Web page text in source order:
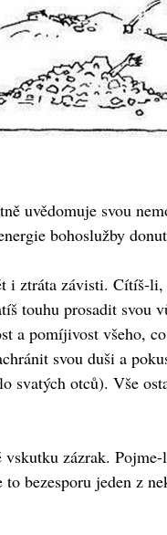
uvědomuje svou
bohoslužby
i ztráta závisti. Cítíš-
touhu prosadit svou
a pomíjivost všeho,
svou duši a
otců). Vše
zázrak.
bezesporu jeden z